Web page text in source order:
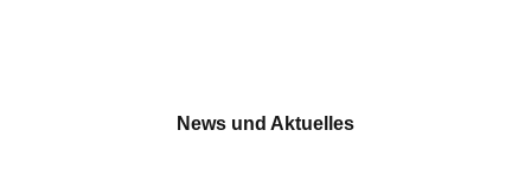
News und Aktuelles